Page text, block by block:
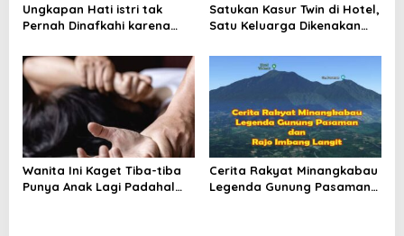
Ungkapan Hati istri tak
Pernah Dinafkahi karena
Satukan Kasur Twin di Hotel,
Satu Keluarga Dikenakan
Wanita Ini Kaget Tiba-tiba
Punya Anak Lagi Padahal
Cerita Rakyat Minangkabau
Legenda Gunung Pasaman